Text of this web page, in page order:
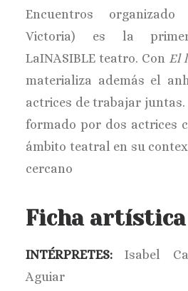
Encuentros
Victoria) es la
LaINASIBLE teatro. Con El
materializa además el
actrices de trabajar juntas.
formado por dos actrices
ámbito teatral en su
cercano
Ficha artística
INTÉRPRETES: Isabel
Aguiar